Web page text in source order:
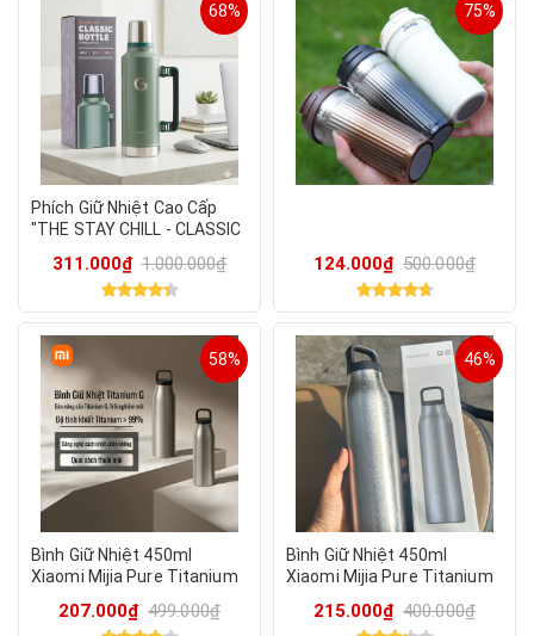
68%
Phích Giữ Nhiệt Cao Cấp
"THE STAY CHILL - CLASSIC
nhiệt 45h
311.000₫ 1.000.000₫
75%
124.000₫ 500.000₫
58%
Bình Giữ Nhiệt 450ml
Xiaomi Mijia Pure Titanium
bền & an toàn
207.000₫ 499.000₫
46%
Bình Giữ Nhiệt 450ml
Xiaomi Mijia Pure Titanium
bền & an toàn
215.000₫ 400.000₫